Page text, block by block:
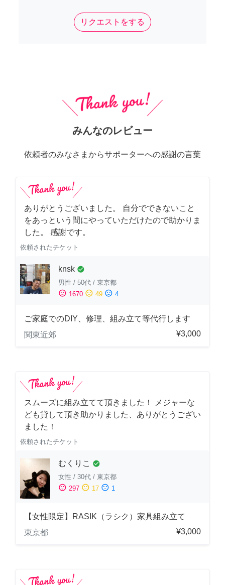
リクエストをする
みんなのレビュー
依頼者のみなさまからサポーターへの感謝の言葉
ありがとうございました。 自分でできないこと
をあっという間にやっていただけたので助かりま
した。 感謝です。
依頼されたチケット
knsk check_circle
男性 / 50代 / 東京都
sentiment_satisfied 1670 sentiment_neutral 49 sentiment_dissatisfied 4
ご家庭でのDIY、修理、組み立て等代行します
関東近郊
¥3,000
スムーズに組み立てて頂きました！ メジャーな
ども貸して頂き助かりました、ありがとうござい
ました！
依頼されたチケット
むくりこ check_circle
女性 / 30代 / 東京都
sentiment_satisfied 297 sentiment_neutral 17 sentiment_dissatisfied 1
【女性限定】RASIK（ラシク）家具組み立て
東京都
¥3,000